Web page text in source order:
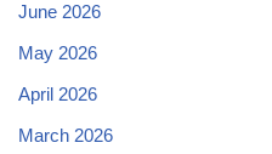
June 2026
May 2026
April 2026
March 2026